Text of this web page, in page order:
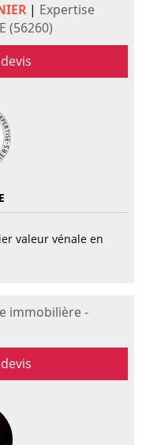
| Expertise
(56260)
valeur vénale en
immobilière -